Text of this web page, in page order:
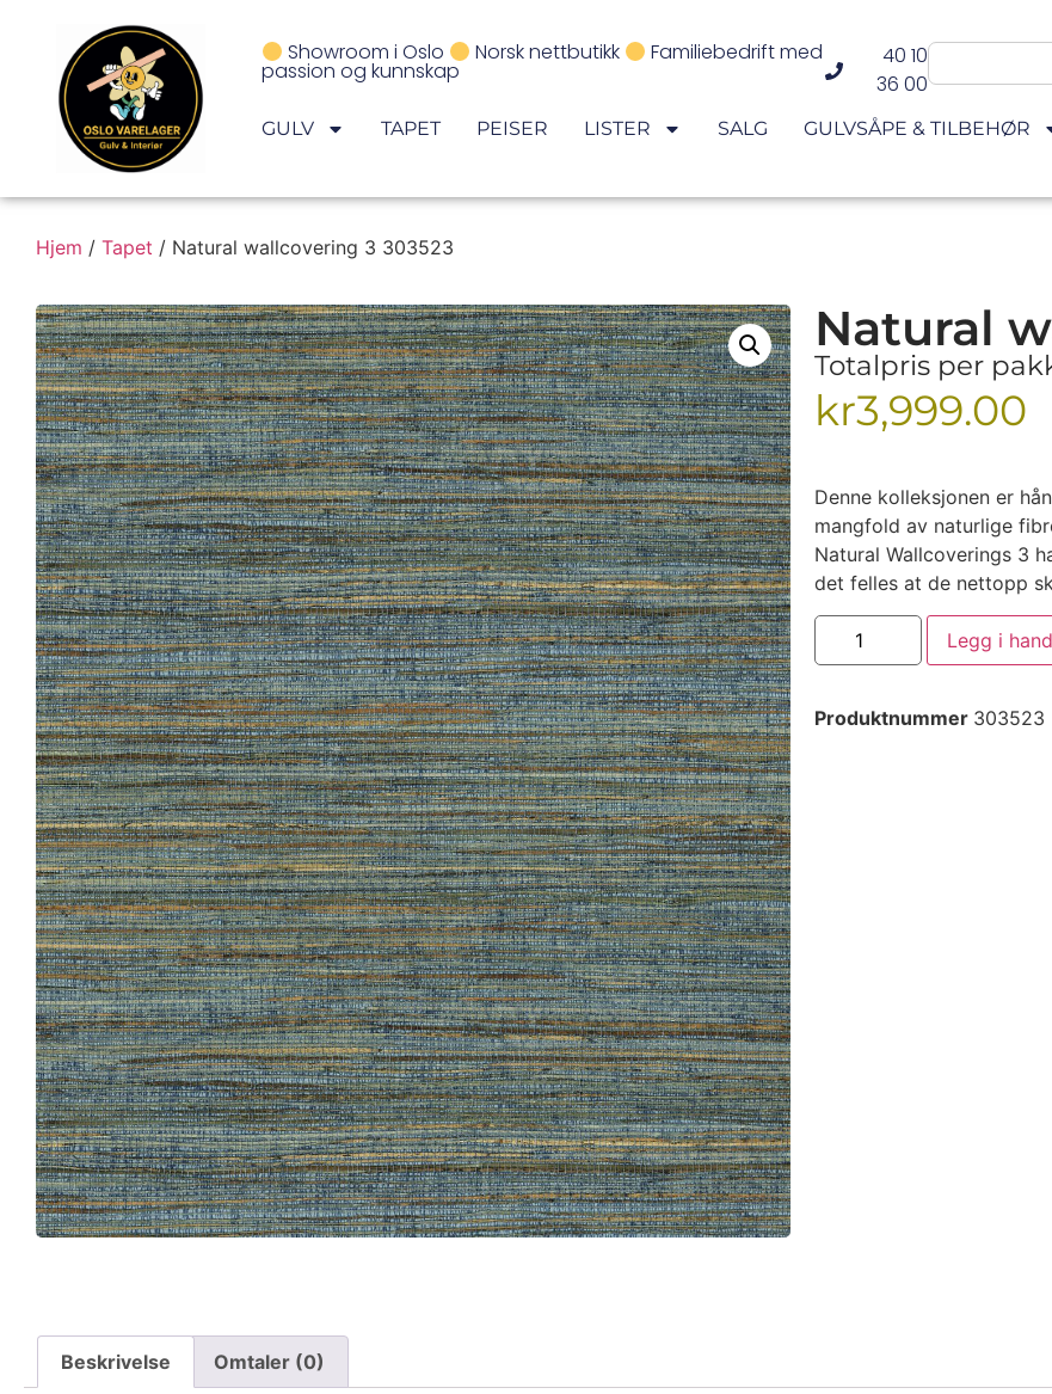
Showroom i Oslo Norsk nettbutikk Familiebedrift med
passion og kunnskap
40 10
36 00
GULV TAPET PEISER LISTER SALG GULVSÅPE & TILBEHØR
Hjem / Tapet / Natural wallcovering 3 303523
Natural
Totalpris per
kr3,999.00
Denne kolleksjonen er
mangfold av naturlige
Natural Wallcoverings 3
det felles at de nettopp
Legg i
Produktnummer 303523
Beskrivelse Omtaler (0)